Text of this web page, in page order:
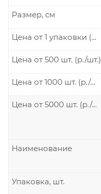
Размер, см
Цена от 1 упаковки (р./шт.)
Цена от 500 шт. (р./шт.)
Цена от 1000 шт. (р./шт.)
Цена от 5000 шт. (р./шт.)
Наименование
Упаковка, шт.